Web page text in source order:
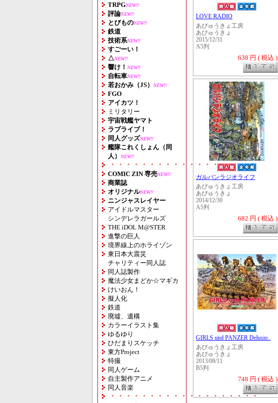
TRPGNEW!!
評論NEW!!
とびものNEW!!
鉄道
技術系NEW!!
すごーい！
△NEW!!
響け！ NEW!!
自転車NEW!!
若おかみ（JS） NEW!!
FGO
アイカツ！
ミリタリー
宇宙戦艦ヤマト
ラブライブ！
同人グッズNEW!!
艦隊これくしょん（同
人）
NEW!!
・・・・・・・・・・・・・・・・・・・
COMIC ZIN 専売NEW!!
商業誌
オリジナルNEW!!
ニンジャスレイヤー
アイドルマスター
シンデレラガールズ
THE iDOL M@STER
進撃の巨人
境界線上のホライゾン
東日本大震災
チャリティー同人誌
同人誌製作
魔法少女まどか☆マギカ
けいおん！
擬人化
鉄道
廃墟、遺構
カラーイラスト集
ゆるゆり
ひだまりスケッチ
東方Project
特撮
同人ゲーム
自主製作アニメ
同人音楽
・・・・・・・・・・・・・・・・・・・
LOVE RADIO
あびゅうきょ工房
あびゅうきょ
2015/12/31
A5判
638 円 ( 税込 )
ガルパンラジオライフ
あびゅうきょ工房
あびゅうきょ
2014/12/30
A5判
682 円 ( 税込 )
GIRLS und PANZER Delusio..
あびゅうきょ工房
あびゅうきょ
2013/08/11
B5判
748 円 ( 税込 )